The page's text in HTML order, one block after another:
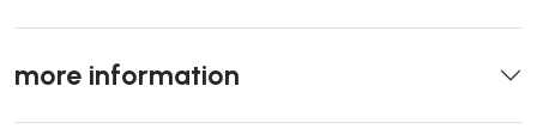
more information